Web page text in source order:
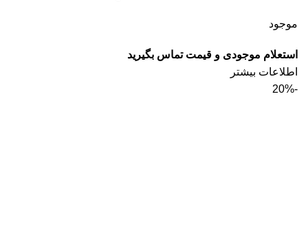
موجود
استعلام موجودی و قیمت تماس بگیرید
اطلاعات بیشتر
-20%